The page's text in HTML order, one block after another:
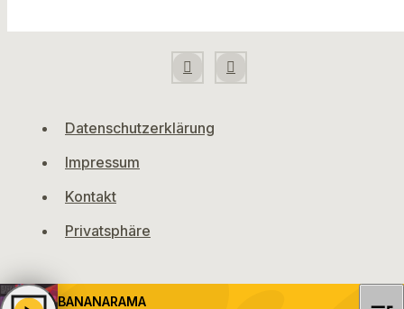
Datenschutzerklärung
Impressum
Kontakt
Privatsphäre
BANANARAMA